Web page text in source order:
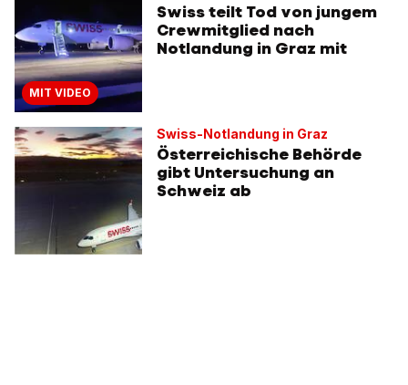
MIT VIDEO
Swiss teilt Tod von jungem
Crewmitglied nach
Notlandung in Graz mit
Swiss-Notlandung in Graz
Österreichische Behörde
gibt Untersuchung an
Schweiz ab